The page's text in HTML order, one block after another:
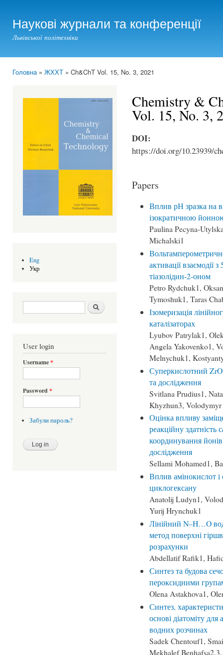
Наукові журнали та конференції
Львівської політехніки
Головна» ЖХХТ » Ch&ChT Vol. 15, No. 3, 2021
Eng
Укр
Search form Шукати
User login
Username*
Password *
Забули пароль?
Chemistry &
Vol. 15, No. 3,
DOI:
https://doi.org/10.23939/
Papers
Вплив рН зразка на
ізократичною
Paulina Pecyna-
Michalski1
активації взаємодії
тіазолідин-2-оном
Petro Rydchuk1,
Tymoshuk1, Taras
Ізомеризація
каталізаторах
Lyubov Patrylak1,
Angela Yakovenko1,
Melnychuk1,
Суперкислотний
та дослідження
Svitlana Prudius1,
Khyzhun3,
Оцінка впливу
реакційну здатність
координування
дослідження
Sellami Mohamed1,
Вплив амінокислот і
циклогексану
Anatolij Ludyn1,
Yurij Hrynchuk1
Лінійний N–H…O
метод поверхні
розрахунки
Abdellatif Rafik1,
Синтез та будова
пероксидними
Olena Astakhova1,
Синтез,
основі діатоміту
водних розчинах
Sadek Chentouf1,
Mekhalef